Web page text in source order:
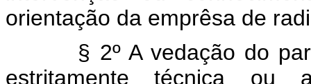
orientação da emprêsa de
§ 2º A vedação do
estritamente técnica ou